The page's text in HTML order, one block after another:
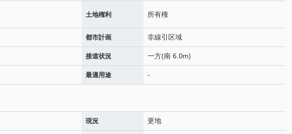
土地権利 所有権
都市計画 非線引区域
接道状況 一方(南 6.0m)
最適用途 -
現況 更地